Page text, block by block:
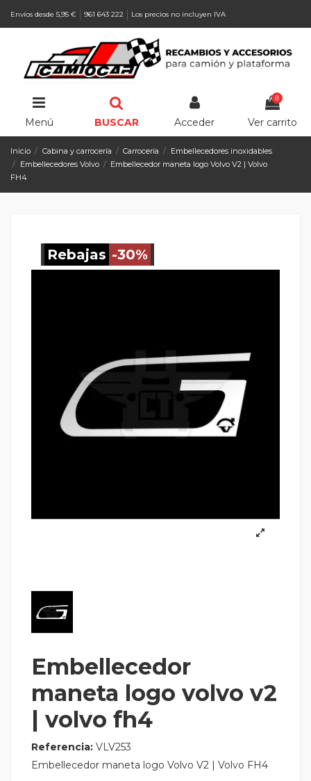
Envíos desde 5,95 € 961 643 222 Los precios no incluyen IVA
Menú BUSCAR Acceder
0
Ver carrito
Inicio Cabina y carrocería Carrocería
Embellecedores inoxidables
Embellecedores Volvo
Embellecedor maneta logo Volvo V2 | Volvo
FH4
Rebajas -30%
Embellecedor
maneta logo volvo v2
| volvo fh4
Referencia: VLV253
Embellecedor maneta logo Volvo V2 | Volvo FH4